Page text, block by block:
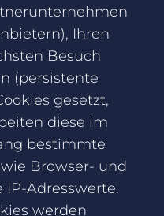
Ihren
Besuch
(persistente
gesetzt,
diese im
bestimmte
Browser- und
Adresswerte.
werden